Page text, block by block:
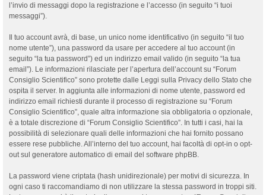
l’invio di messaggi dopo la registrazione e l’accesso (in seguito “i tuoi
messaggi”).
Il tuo account avrà, di base, un unico nome identificativo (in seguito “il tuo
nome utente”), una password da usare per accedere al tuo account (in
seguito “la tua password”) ed un indirizzo email valido (in seguito “la tua
email”). Le informazioni rilasciate per l’apertura dell’account su “Forum
Consiglio Scientifico” sono protette dalle Leggi sulla Privacy dello Stato che
ospita il server. In aggiunta alle informazioni di nome utente, password ed
indirizzo email richiesti durante il processo di registrazione su “Forum
Consiglio Scientifico”, quale altra informazione sia obbligatoria o opzionale,
è a totale discrezione di “Forum Consiglio Scientifico”. In tutti i casi, hai la
possibilità di selezionare quali delle informazioni che hai fornito possano
essere rese pubbliche. All’interno del tuo account, hai facoltà di opt-in o opt-
out sul generatore automatico di email del software phpBB.
La password viene criptata (hash unidirezionale) per motivi di sicurezza. In
ogni caso ti raccomandiamo di non utilizzare la stessa password in troppi siti.